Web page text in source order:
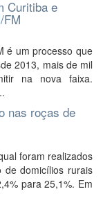
Curitiba e
FM
é um processo que
2013, mais de mil
na nova faixa.
nas roças de
foram realizados
de domicílios rurais
para 25,1%. Em